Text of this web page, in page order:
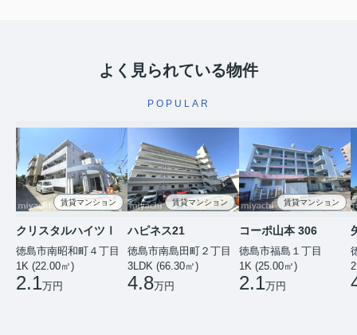
よく見られている物件
POPULAR
賃貸マンション
クリスタルハイツⅠ
徳島市南昭和町４丁目
1K (22.00㎡)
2.1万円
賃貸マンション
ハピネス21
徳島市南島田町２丁目
3LDK (66.30㎡)
4.8万円
賃貸マンション
コーポ山本 306
徳島市福島１丁目
1K (25.00㎡)
2.1万円